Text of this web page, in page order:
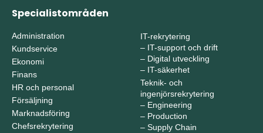
Specialistområden
Administration
Kundservice
Ekonomi
Finans
HR och personal
Försäljning
Marknadsföring
Chefsrekrytering
IT-rekrytering
– IT-support och drift
– Digital utveckling
– IT-säkerhet
Teknik- och
ingenjörsrekrytering
– Engineering
– Production
– Supply Chain